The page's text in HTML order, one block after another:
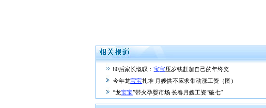
80后家长慨叹： 宝宝压岁钱赶超自己的年终奖
今年龙宝宝扎堆 月嫂供不应求带动涨工资（图）
“龙宝宝”带火孕婴市场 长春月嫂工资“破七”